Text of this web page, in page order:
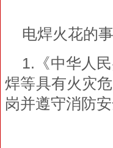
电焊火花的
1.《中华人
焊等具有火灾
岗并遵守消防